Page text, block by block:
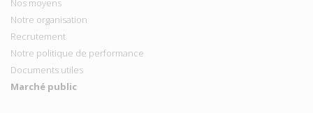
Nos moyens
Notre organisation
Recrutement
Notre politique de performance
Documents utiles
Marché public